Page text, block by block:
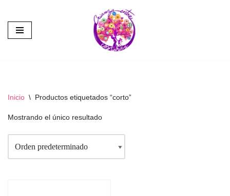
Saltar
al
Inicio \ Productos etiquetados “corto”
Mostrando el único resultado